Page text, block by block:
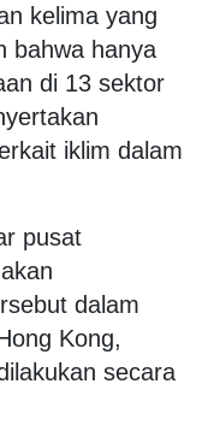
kelima yang
bahwa hanya
di 13 sektor
iklim dalam
pusat
dalam
Kong,
secara